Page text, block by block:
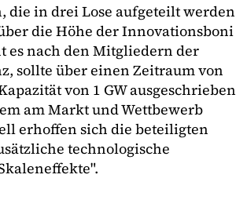
die in drei Lose aufgeteilt werden
die Höhe der Innovationsboni
es nach den Mitgliedern der
sollte über einen Zeitraum von
von 1 GW ausgeschrieben
am Markt und Wettbewerb
erhoffen sich die beteiligten
technologische